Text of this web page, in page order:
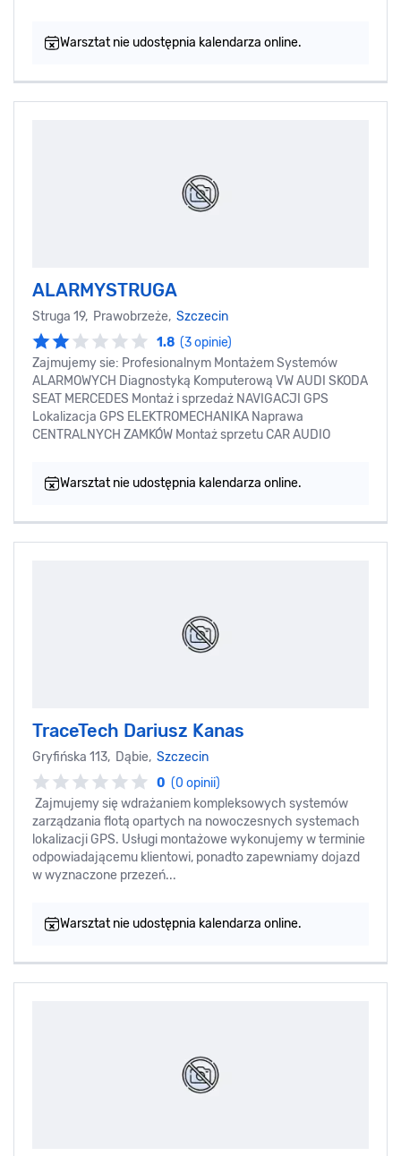
Warsztat nie udostępnia kalendarza online.
ALARMYSTRUGA
Struga 19, Prawobrzeże, Szczecin
1.8 (3 opinie)
Zajmujemy sie: Profesionalnym Montażem Systemów
ALARMOWYCH Diagnostyką Komputerową VW AUDI SKODA
SEAT MERCEDES Montaż i sprzedaż NAVIGACJI GPS
Lokalizacja GPS ELEKTROMECHANIKA Naprawa
CENTRALNYCH ZAMKÓW Montaż sprzetu CAR AUDIO
Warsztat nie udostępnia kalendarza online.
TraceTech Dariusz Kanas
Gryfińska 113, Dąbie, Szczecin
0 (0 opinii)
Zajmujemy się wdrażaniem kompleksowych systemów
zarządzania flotą opartych na nowoczesnych systemach
lokalizacji GPS. Usługi montażowe wykonujemy w terminie
odpowiadającemu klientowi, ponadto zapewniamy dojazd
w wyznaczone przezeń...
Warsztat nie udostępnia kalendarza online.